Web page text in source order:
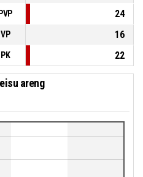
PVP
24
VP
16
PK 22
areng